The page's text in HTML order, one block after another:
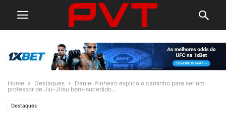
Home Destaques
Daniel Pinheiro explica o caminho para ser um
professor de Jiu-Jitsu bem-sucedido...
Destaques